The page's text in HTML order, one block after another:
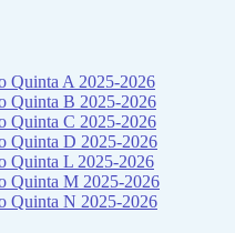
Quinta A 2025-2026
Quinta B 2025-2026
Quinta C 2025-2026
Quinta D 2025-2026
Quinta L 2025-2026
Quinta M 2025-2026
Quinta N 2025-2026